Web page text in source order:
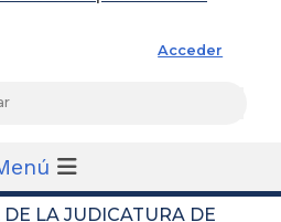
Acceder
LA JUDICATURA DE